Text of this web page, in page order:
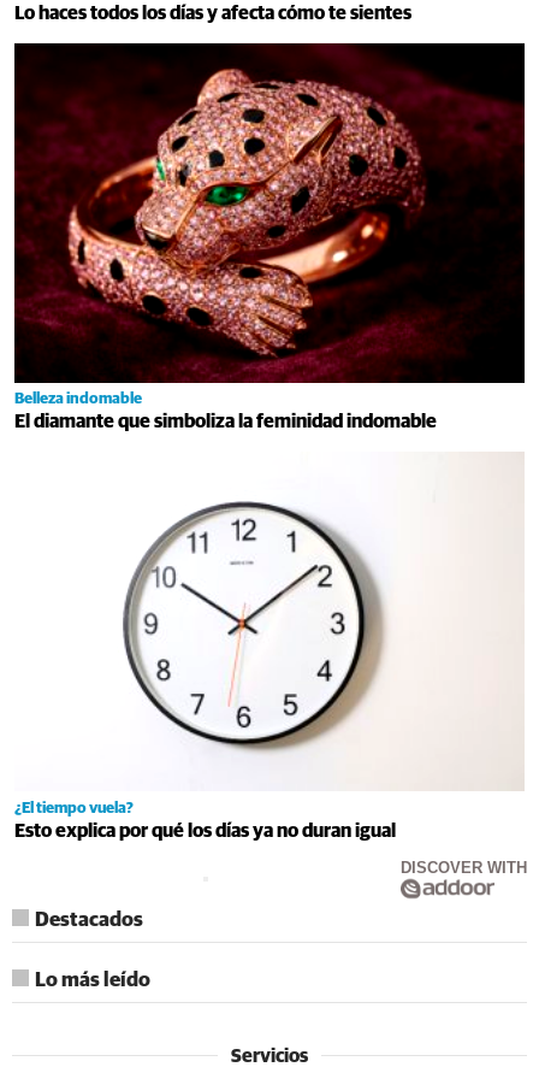
Lo haces todos los días y afecta cómo te sientes
Belleza indomable
El diamante que simboliza la feminidad indomable
¿El tiempo vuela?
Esto explica por qué los días ya no duran igual
DISCOVER WITH
Destacados
Lo más leído
Servicios